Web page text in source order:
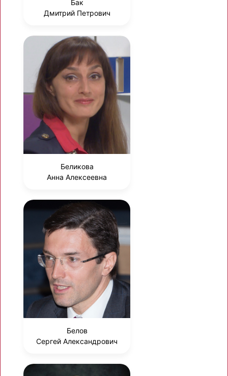
Бак
Дмитрий Петрович
Беликова
Анна Алексеевна
Белов
Сергей Александрович